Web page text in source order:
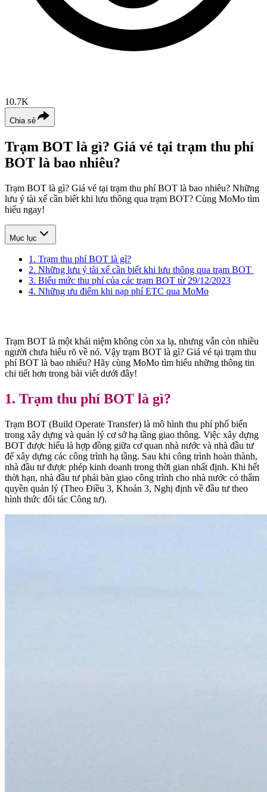
10.7K
Chia sẻ
Trạm BOT là gì? Giá vé tại trạm thu phí
BOT là bao nhiêu?
Trạm BOT là gì? Giá vé tại trạm thu phí BOT là bao nhiêu? Những
lưu ý tài xế cần biết khi lưu thông qua trạm BOT? Cùng MoMo tìm
hiểu ngay!
Mục lục
1. Trạm thu phí BOT là gì?
2. Những lưu ý tài xế cần biết khi lưu thông qua trạm BOT
3. Biểu mức thu phí của các trạm BOT từ 29/12/2023
4. Những ưu điểm khi nạp phí ETC qua MoMo
Trạm BOT là một khái niệm không còn xa lạ, nhưng vẫn còn nhiều
người chưa hiểu rõ về nó. Vậy trạm BOT là gì? Giá vé tại trạm thu
phí BOT là bao nhiêu? Hãy cùng MoMo tìm hiểu những thông tin
chi tiết hơn trong bài viết dưới đây!
1. Trạm thu phí BOT là gì?
Trạm BOT (Build Operate Transfer) là mô hình thu phí phổ biến
trong xây dựng và quản lý cơ sở hạ tầng giao thông. Việc xây dựng
BOT được hiểu là hợp đồng giữa cơ quan nhà nước và nhà đầu tư
để xây dựng các công trình hạ tầng. Sau khi công trình hoàn thành,
nhà đầu tư được phép kinh doanh trong thời gian nhất định. Khi hết
thời hạn, nhà đầu tư phải bàn giao công trình cho nhà nước có thẩm
quyền quản lý (Theo Điều 3, Khoản 3, Nghị định về đầu tư theo
hình thức đối tác Công tư).